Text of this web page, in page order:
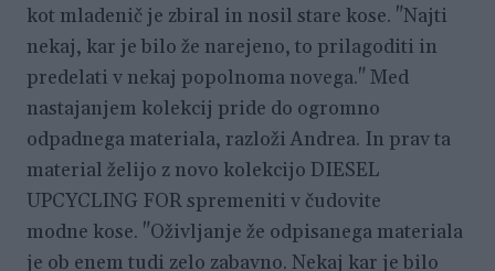
kot mladenič je zbiral in nosil stare kose. "Najti
nekaj, kar je bilo že narejeno, to prilagoditi in
predelati v nekaj popolnoma novega." Med
nastajanjem kolekcij pride do ogromno
odpadnega materiala, razloži Andrea. In prav ta
material želijo z novo kolekcijo DIESEL
UPCYCLING FOR spremeniti v čudovite
modne kose. "Oživljanje že odpisanega materiala
je ob enem tudi zelo zabavno. Nekaj kar je bilo